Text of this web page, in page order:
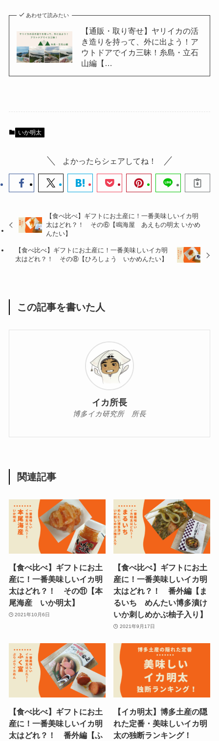
あわせて読みたい
【通販・取り寄せ】ヤリイカの活
き造りを持って、外に出よう！ア
ウトドアでイカ三昧！糸島・立石
山編【…
いか明太
よかったらシェアしてね！
【食べ比べ】ギフトにお土産に！一番美味しいイカ明
太はどれ？！ その⑥【鳴海屋 あえもの明太 いかめ
んたい】
【食べ比べ】ギフトにお土産に！一番美味しいイカ明
太はどれ？！ その⑧【ひろしょう いかめんたい】
この記事を書いた人
イカ所長
博多イカ研究所 所長
関連記事
【食べ比べ】ギフトにお土
産に！一番美味しいイカ明
太はどれ？！ その⑪【本
尾海産 いか明太】
2021年10月6日
【食べ比べ】ギフトにお土
産に！一番美味しいイカ明
太はどれ？！ 番外編【ま
るいち めんたい博多漬け
いか刺しめかぶ柚子入り】
2021年9月17日
【食べ比べ】ギフトにお土
産に！一番美味しいイカ明
太はどれ？！ 番外編【ふ
【イカ明太】博多土産の隠
れた定番・美味しいイカ明
太の独断ランキング！